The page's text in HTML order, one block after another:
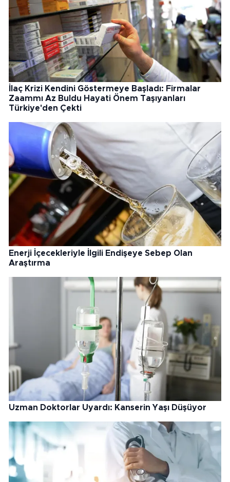
İlaç Krizi Kendini Göstermeye Başladı: Firmalar
Zaammı Az Buldu Hayati Önem Taşıyanları
Türkiye'den Çekti
Enerji İçecekleriyle İlgili Endişeye Sebep Olan
Araştırma
Uzman Doktorlar Uyardı: Kanserin Yaşı Düşüyor